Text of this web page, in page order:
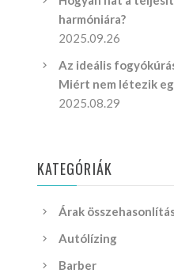
harmóniára?
2025.09.26
Az ideális
Miért nem létezik
2025.08.29
KATEGÓRIÁK
Árak
Autólízing
Barber